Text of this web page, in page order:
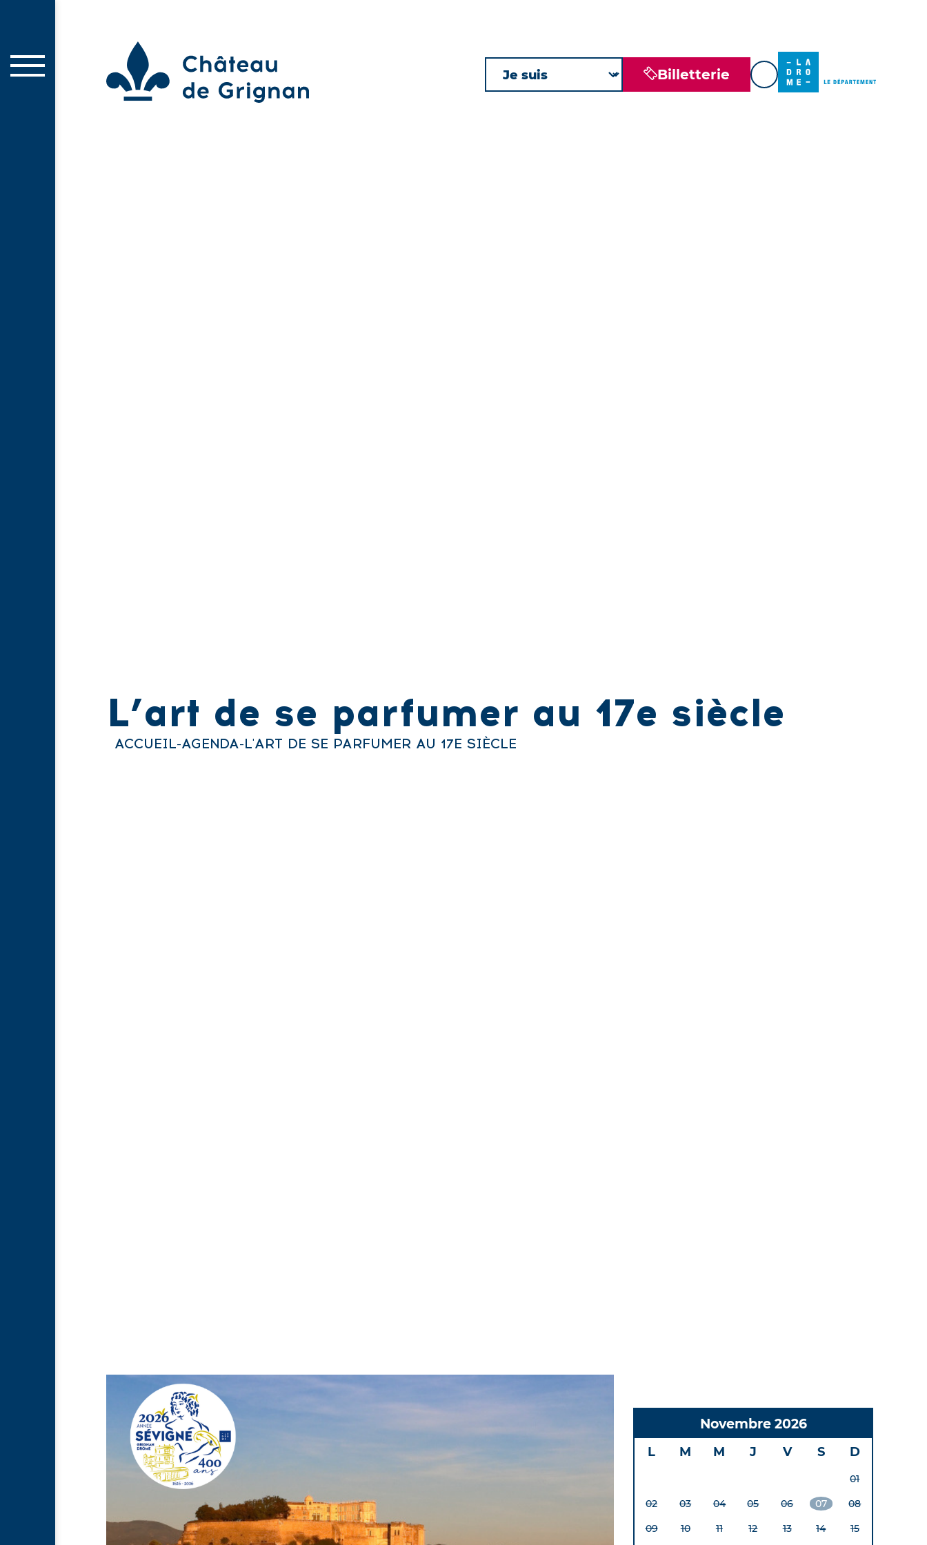
Billetterie
L’art de se parfumer au 17e siècle
ACCUEIL-AGENDA-L'ART DE SE PARFUMER AU 17E SIÈCLE
Novembre 2026
L M M J V S D
01
02
03 04 05 06 07
08
09
10 11 12 13 14 15